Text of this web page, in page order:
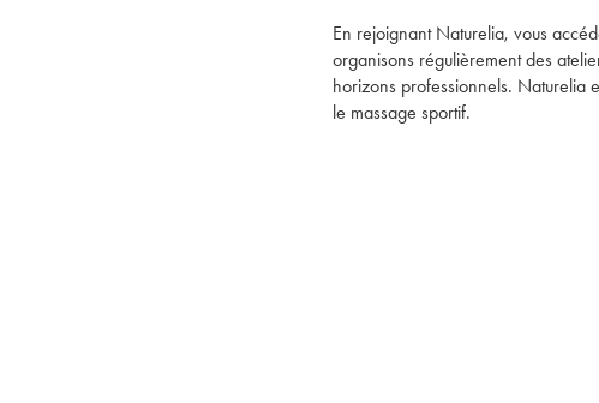
En rejoignant Naturelia, vous
organisons régulièrement des
horizons professionnels. Naturelia
le massage sportif.